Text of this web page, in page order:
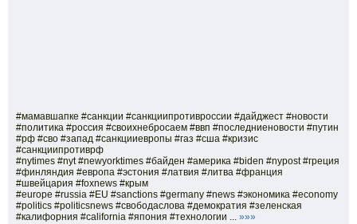
#мамавшапке #санкции #санкциипротивроссии #дайджест #новости
#политика #россия #своихнебросаем #ввп #последниеновости #путин
#рф #сво #запад #санкцииевропы #газ #сша #кризис
#санкциипротиврф
#nytimes #nyt #newyorktimes #байден #америка #biden #nypost #греция
#финляндия #европа #эстония #латвия #литва #франция
#швейцария #foxnews #крым
#europe #russia #EU #sanctions #germany #news #экономика #economy
#politics #politicsnews #свободаслова #демократия #зеленская
#калифорния #california #япония #технологии ... »»»